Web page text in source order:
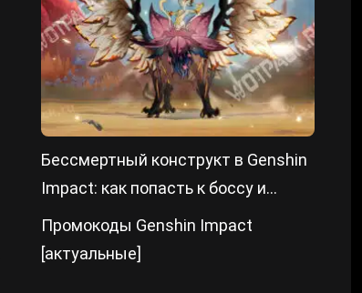
Бессмертный конструкт в Genshin
Impact: как попасть к боссу и
победить
Промокоды Genshin Impact
[актуальные]